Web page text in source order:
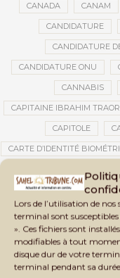
Lors de l’utilisation de
terminal sont susceptibles
». Ces fichiers sont
modifiables à tout
disque dur de votre
terminal pendant sa
CANADA CANAM
CANDIDATURE
CANDIDATURE
CANDIDATURE ONU
CANNABIS
CAPITAINE IBRAHIM
CAPITOLE
CARTE D’IDENTITÉ
CATASTROPHES
CAUTION 10 000 DOLLARS
CÉDÉAO CEDEAO
CEMAPI